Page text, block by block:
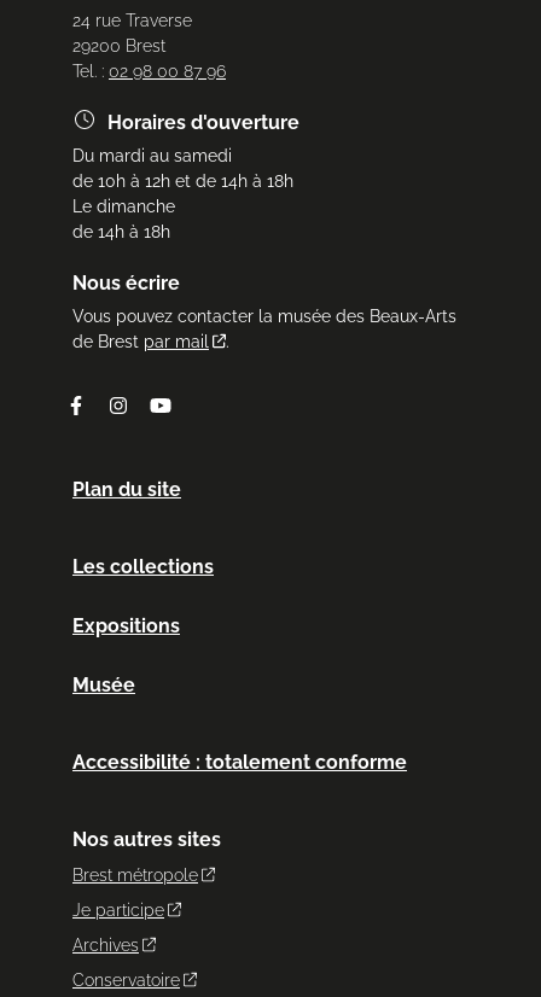
24 rue Traverse
29200 Brest
Tel. : 02 98 00 87 96
Horaires d'ouverture
Du mardi au samedi
de 10h à 12h et de 14h à 18h
Le dimanche
de 14h à 18h
Nous écrire
Vous pouvez contacter la musée des Beaux-Arts
de Brest par mail .
Facebook
InstagramYoutube
Plan du site
Les collections
Expositions
Musée
Accessibilité : totalement conforme
Nos autres sites
Brest métropole
Je participe
Archives
Conservatoire